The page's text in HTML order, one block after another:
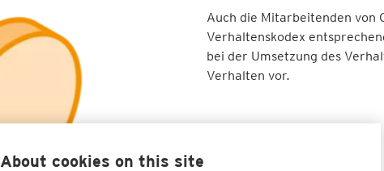
Auch die Mitarbeitenden von
Verhaltenskodex
bei der Umsetzung des
Verhalten vor.
About cookies on this site